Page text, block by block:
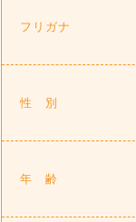
フリガナ
性 別
年 齢